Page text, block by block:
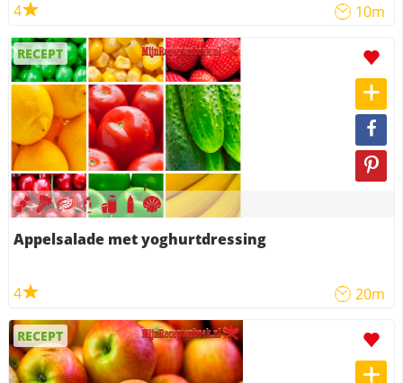
4 10m
RECEPT
Appelsalade met yoghurtdressing
4 20m
RECEPT